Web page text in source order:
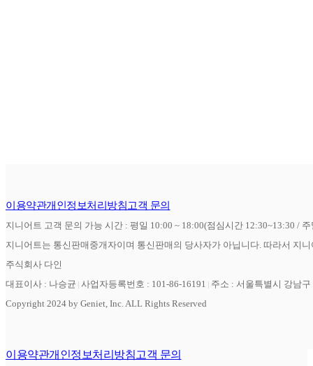
이용약관개인정보처리방침고객 문의
지니어트 고객 문의 가능 시간 : 평일 10:00 ~ 18:00(점심시간 12:30~13:30 /
지니어트는 통신판매중개자이며 통신판매의 당사자가 아닙니다. 따라서 지
주식회사 다인
대표이사 : 나승균 사업자등록번호 : 101-86-16191
주소 : 서울특별시 강남
Copyright 2024 by Geniet, Inc. ALL Rights Reserved
이용약관개인정보처리방침고객 문의